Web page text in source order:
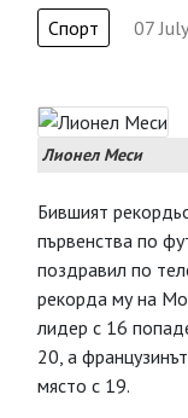
Спорт 07
Лионел Меси
Бившият
първенства по
поздравил по
рекорда му на
лидер с 16
20, а
място с 19.